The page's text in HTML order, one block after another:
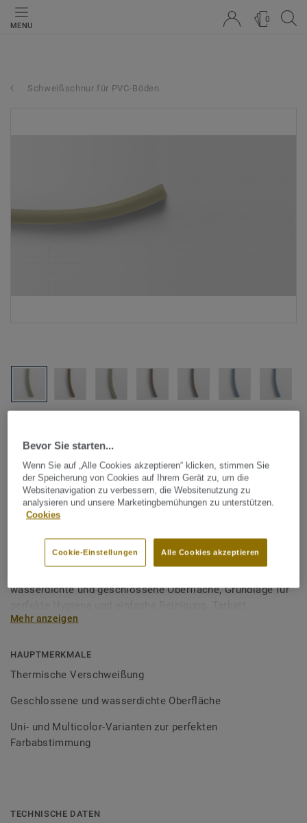
MENU
0
Schweißschnur für PVC-Böden
Tarkett Zubehör Komplettsortiment Schweißschnüre
Schweißschnur für PVC-Böden
- Unicoloured DARK BEIGE
Schweißschnüre werden zur thermischen Verschweißung
wasserdichte und geschlossene Oberfläche, Grundlage für
Schweißschnüre sind erhältlich in den Varianten Uni und
Bodenbelagssortiment abgestimmt. Durch die Verwendung
von Kontrastfarben lassen sich auch besondere
Mehr anzeigen
HAUPTMERKMALE
Thermische Verschweißung
Geschlossene und wasserdichte Oberfläche
Uni- und Multicolor-Varianten zur perfekten
Farbabstimmung
TECHNISCHE DATEN
Bevor Sie starten...
Wenn Sie auf „Alle Cookies akzeptieren“ klicken, stimmen Sie
der Speicherung von Cookies auf Ihrem Gerät zu, um die
Websitenavigation zu verbessern, die Websitenutzung zu
analysieren und unsere Marketingbemühungen zu unterstützen.
Cookies
Alle Cookies akzeptieren
Cookie-Einstellungen